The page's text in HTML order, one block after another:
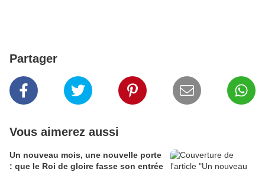
Partager
Vous aimerez aussi
Un nouveau mois, une nouvelle porte
: que le Roi de gloire fasse son entrée